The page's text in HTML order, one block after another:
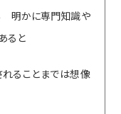
明かに専門知識や
ると
ることまでは想像